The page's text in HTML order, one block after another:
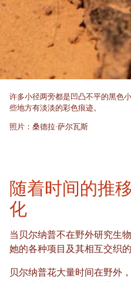
许多小径两旁都是凹凸不平的黑色
些地方有淡淡的彩色痕迹。
照片：桑德拉·萨尔瓦斯
随着时间的推
化
当贝尔纳普不在野外研究生
她的各种项目及其相互交织的
贝尔纳普花大量时间在野外